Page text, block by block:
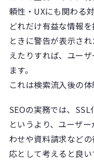
頼性・UXにも関わる対
どれだけ有益な情報
ときに警告が表示さ
えたりすれば、ユー
ます。
これは検索流入後の
SEOの実務では、SSL
というより、ユーザ
わせや資料請求など
応として考えると良い